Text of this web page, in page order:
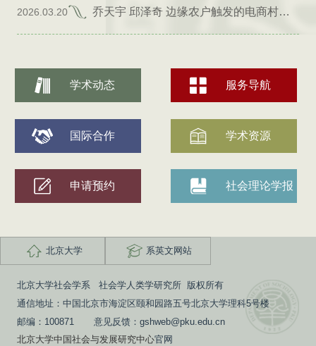
2026.03.20 乔天宇 邱泽奇 边缘农户触发的电商村形成
学术动态 服务导航
国际合作 学术资源
申请预约 社会理论学报
北京大学 系英文网站
北京大学社会学系 社会学人类学研究所 版权所有
通信地址：中国北京市海淀区颐和园路五号北京大学理科5号楼
邮编：100871 意见反馈：gshweb@pku.edu.cn
北京大学中国社会与发展研究中心官网